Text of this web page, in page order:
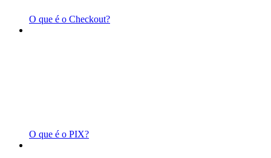
O que é o Checkout?
O que é o PIX?